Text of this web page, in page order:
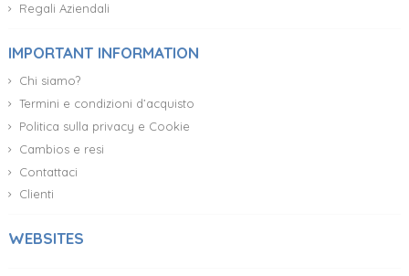
Regali Aziendali
IMPORTANT INFORMATION
Chi siamo?
Termini e condizioni d’acquisto
Politica sulla privacy e Cookie
Cambios e resi
Contattaci
Clienti
WEBSITES